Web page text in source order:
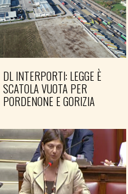
DL INTERPORTI: LEGGE È
SCATOLA VUOTA PER
PORDENONE E GORIZIA